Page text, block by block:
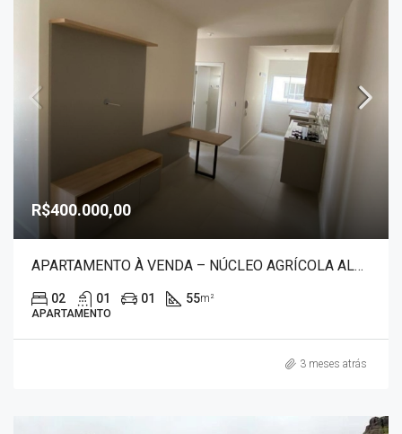
R$400.000,00
APARTAMENTO À VENDA – NÚCLEO AGRÍCOLA ALPHA 30046
02 01 01 55m²
APARTAMENTO
3 meses atrás